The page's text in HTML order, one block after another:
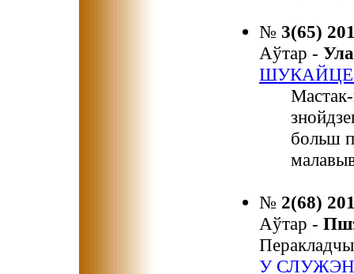
№ 3(65)
Аўтар -
ШУКАЙЦЕ
больш
№ 2(68)
Аўтар -
У